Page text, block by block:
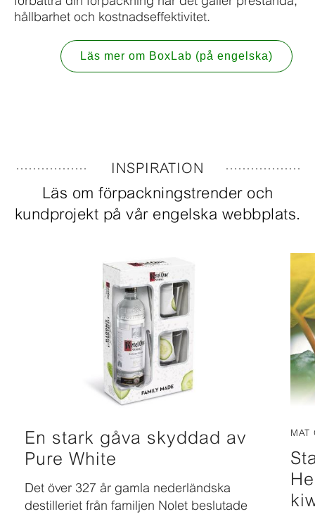
hållbarhet och kostnadseffektivitet.
Läs mer om BoxLab (på engelska)
INSPIRATION
Läs om förpackningstrender och
kundprojekt på vår engelska webbplats.
En stark gåva skyddad av
Pure White
Det över 327 år gamla nederländska
destilleriet från familjen Nolet beslutade
MAT